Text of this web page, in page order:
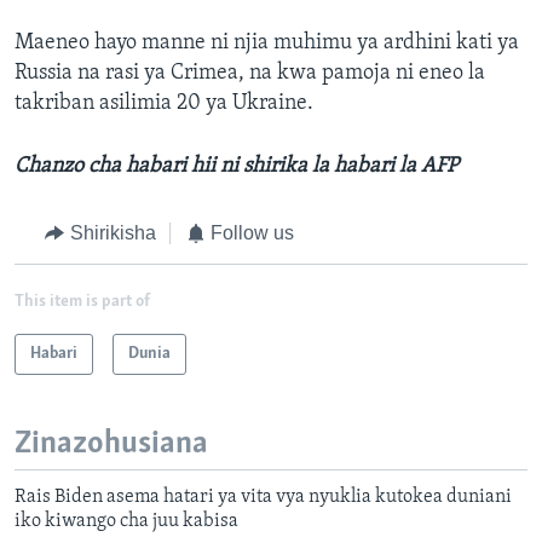
Maeneo hayo manne ni njia muhimu ya ardhini kati ya
Russia na rasi ya Crimea, na kwa pamoja ni eneo la
takriban asilimia 20 ya Ukraine.
Chanzo cha habari hii ni shirika la habari la AFP
Shirikisha Follow us
This item is part of
Habari Dunia
Zinazohusiana
Rais Biden asema hatari ya vita vya nyuklia kutokea duniani
iko kiwango cha juu kabisa